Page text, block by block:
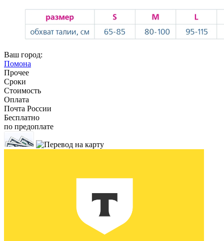
Ваш город:
Помона
Прочее
Сроки
Стоимость
Оплата
Почта России
Бесплатно
по предоплате